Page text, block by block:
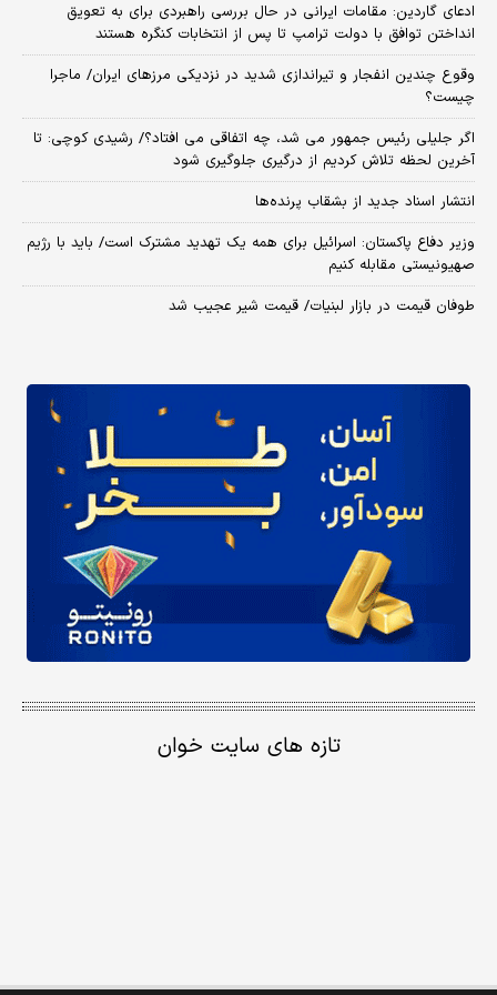
ادعای گاردین: مقامات ایرانی در حال بررسی راهبردی برای به تعویق
انداختن توافق با دولت ترامپ تا پس از انتخابات کنگره هستند
وقوع چندین انفجار و تیراندازی شدید در نزدیکی مرز‌های ایران/ ماجرا
چیست؟
اگر جلیلی رئیس جمهور می شد، چه اتفاقی می افتاد؟/ رشیدی کوچی: تا
آخرین لحظه تلاش کردیم از درگیری جلوگیری شود
انتشار اسناد جدید از بشقاب پرنده‌ها
وزیر دفاع پاکستان: اسرائیل برای همه یک تهدید مشترک است/ باید با رژیم
صهیونیستی مقابله کنیم
طوفان قیمت در بازار لبنیات/ قیمت شیر عجیب شد
تازه های سایت خوان